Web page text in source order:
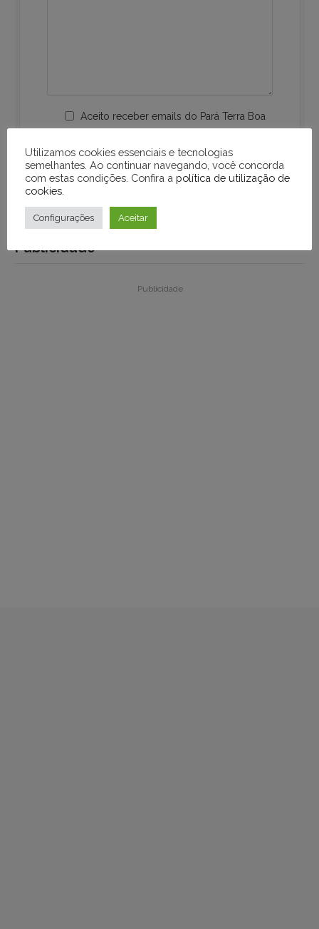
Aceito receber emails do Pará Terra Boa
Publicidade
Publicidade
Utilizamos cookies essenciais e tecnologias
semelhantes. Ao continuar navegando, você concorda
com estas condições. Confira a política de utilização de
cookies
Configurações Aceitar